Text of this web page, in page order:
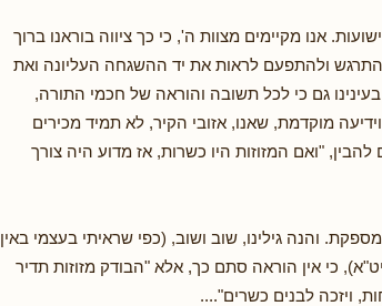
אנו מקיימים מצוות ה', כי כך ציווה בוראנו ברוך
ולהתפעם לראות את יד ההשגחה העליונה ואת
גם כי לכל תשובה והוראה של חכמי התורה,
מוקדמת, שאנו, אזובי הקיר, לא תמיד מכירים
להבין, "ואם המזוזות היו כשרות, אז מדוע היה צורך
והנה גילינו, שוב ושוב, (כפי שראיתי בעצמי באין
כי אין הוראה סתם כך, אלא "הבודק מזוזות תדיר
ויזכה לבנים כשרים"....